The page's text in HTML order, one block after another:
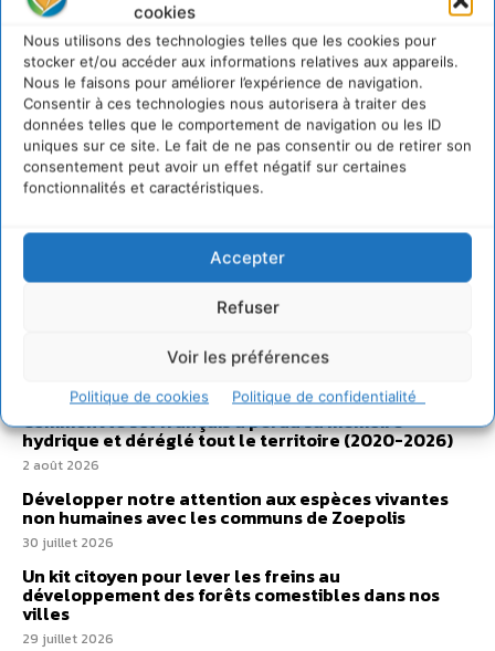
cookies
Nous utilisons des technologies telles que les cookies pour
stocker et/ou accéder aux informations relatives aux appareils.
Nous le faisons pour améliorer l’expérience de navigation.
Consentir à ces technologies nous autorisera à traiter des
données telles que le comportement de navigation ou les ID
uniques sur ce site. Le fait de ne pas consentir ou de retirer son
consentement peut avoir un effet négatif sur certaines
fonctionnalités et caractéristiques.
Accepter
Refuser
Voir les préférences
Politique de cookies Politique de confidentialité
Sur Cdurable
Comment le sol français a perdu sa mémoire
hydrique et déréglé tout le territoire (2020-2026)
2 août 2026
Développer notre attention aux espèces vivantes
non humaines avec les communs de Zoepolis
30 juillet 2026
Un kit citoyen pour lever les freins au
développement des forêts comestibles dans nos
villes
29 juillet 2026